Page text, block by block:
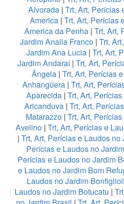
Alvorada | Trt, Art, Perícias
America| Trt, Art, Perícias
America da Penha | Trt, Art,
Jardim Analia Franco| Trt,
Jardim Ana Lucia | Trt, Art,
Jardim Andaraí| Trt, Art,
Ângela| Trt, Art, Perícias
Anhangüera | Trt, Art,
Aparecida| Trt, Art,
Aricanduva| Trt, Art,
Matarazzo | Trt, Art,
Avelino| Trt, Art, Perícias e
| Trt, Art, Perícias e Laudos no
Perícias e Laudos no
Perícias e Laudos no Jardim
e Laudos no Jardim Bom
Laudos no Jardim Bonfiglioli
Laudos no Jardim Botucatu |